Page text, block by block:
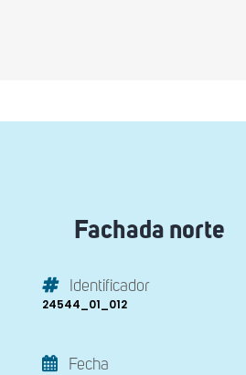
Fachada norte
Identificador
24544_01_012
Fecha